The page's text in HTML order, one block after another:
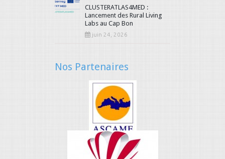
CLUSTERATLAS4MED :
Lancement des Rural Living
Labs au Cap Bon
juin 24, 2026
Nos Partenaires